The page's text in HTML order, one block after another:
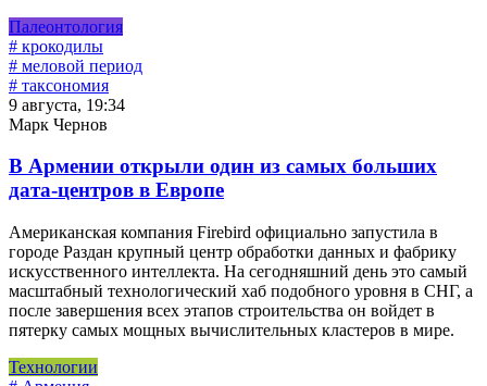
Палеонтология
# крокодилы
# меловой период
# таксономия
9 августа, 19:34
Марк Чернов
В Армении открыли один из самых больших
дата-центров в Европе
Американская компания Firebird официально запустила в
городе Раздан крупный центр обработки данных и фабрику
искусственного интеллекта. На сегодняшний день это самый
масштабный технологический хаб подобного уровня в СНГ, а
после завершения всех этапов строительства он войдет в
пятерку самых мощных вычислительных кластеров в мире.
Технологии